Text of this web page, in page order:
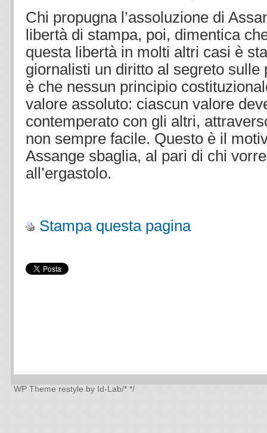
Chi propugna l’assoluzione di
libertà di stampa, poi, dimentica
questa libertà in molti altri casi è
giornalisti un diritto al segreto sulle
è che nessun principio
valore assoluto: ciascun valore
contemperato con gli altri,
non sempre facile. Questo è il
Assange sbaglia, al pari di chi
all’ergastolo.
Stampa questa pagina
WP Theme restyle by Id-Lab/* */